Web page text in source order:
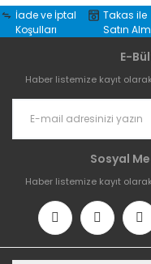
İade ve İptal
Koşulları
Takas ile
Satın
E-
Haber listemize kayıt
Sosyal
Haber listemize kayıt